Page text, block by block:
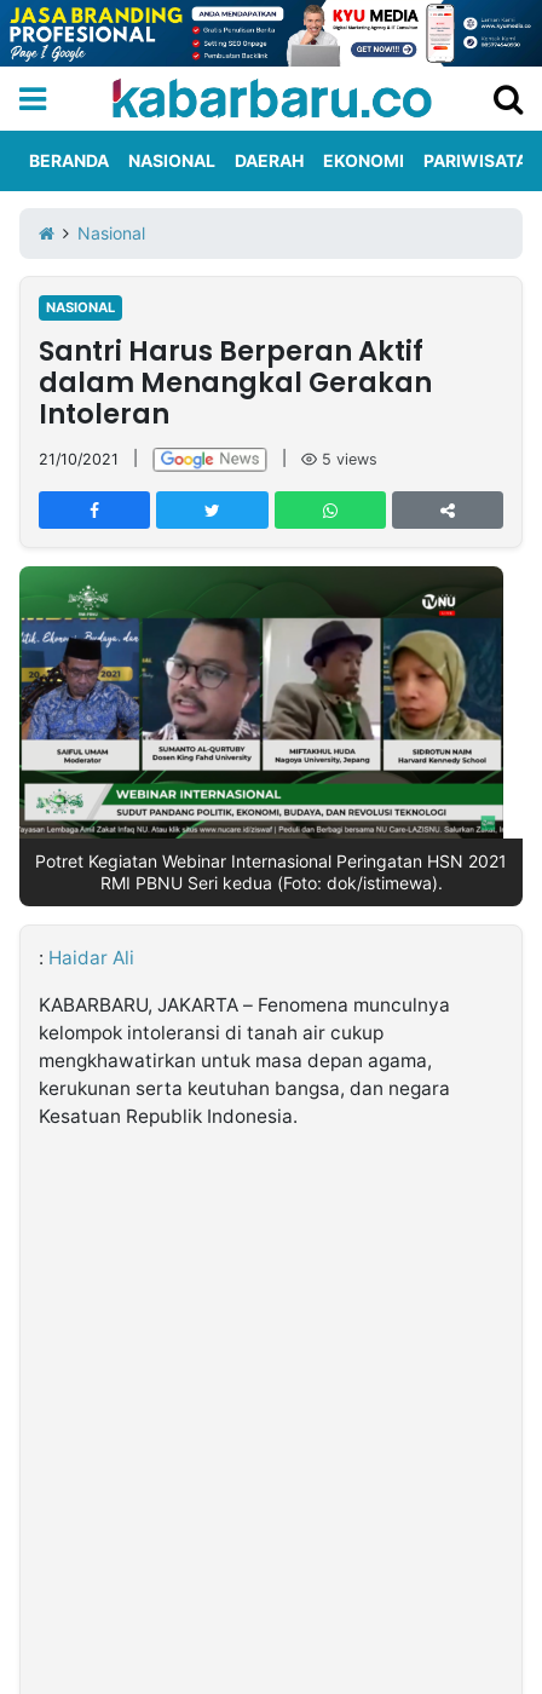
Iklan
Berita
Kami
Nasional
International
Olahraga
Entertainment
Daerah
Pariwisata
Kuliner
Kolom
Network
PT
TREETAN
INDONESIA
Partner
Insight
NTB
Suara
Time
Lens
IDN
Daily
Jogja
Jalan
Rakyat
Idealita
News
Kita
Notice
Dinamikapost.com
Radar
Baru
Seedbacklink
Follow
Kabarbaru
BERANDA NASIONAL DAERAH EKONOMI PARIWISATA
Nasional
NASIONAL
Santri Harus Berperan Aktif
dalam Menangkal Gerakan
Intoleran
21/10/2021 5 views
Potret Kegiatan Webinar Internasional Peringatan HSN 2021
RMI PBNU Seri kedua (Foto: dok/istimewa).
: Haidar Ali
KABARBARU, JAKARTA – Fenomena munculnya
kelompok intoleransi di tanah air cukup
mengkhawatirkan untuk masa depan agama,
kerukunan serta keutuhan bangsa, dan negara
Kesatuan Republik Indonesia.